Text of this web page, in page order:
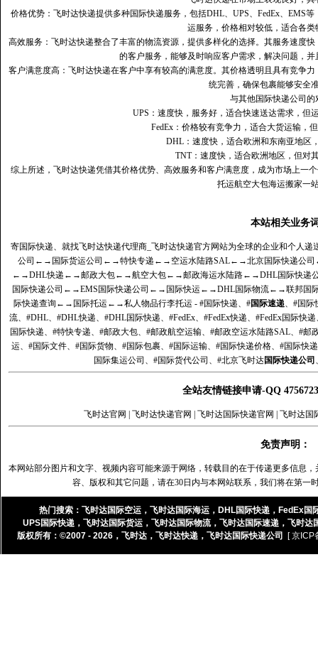
价格优势：飞时达快递提供多种国际快递服务，包括DHL、UPS、FedEx、EMS
运服务，价格相对较低，适合各
高效服务：飞时达快递整合了丰富的物流资源，提供多样化的选择。其服务速度
的客户服务，能够及时响应客户需求，解决问题，
客户满意度高‌：飞时达快递在客户中享有较高的满意度。其价格透明且具有竞争
统完善，确保包裹能够安全
与其他国际快递公司的
UPS：速度快，服务好，适合快速送达需求，但
FedEx：价格较有竞争力，适合大货运输，
DHL：速度快，适合欧洲和东南亚地区
TNT：速度快，适合欧洲地区，但对
综上所述，飞时达快递凭借其价格优势、高效服务和客户满意度，成为市场上一
托运航空大包海运搬家一
本站相关业务
寄国际快递、就找飞时达快递代理商_飞时达快递官方网站为全球的企业和个人递
公司 ←→ 国际货运公司 ←→特快专递 ←→ 空运水陆路SAL←→北京国际快递公司
←→DHL快递 ←→邮政大包←→航空大包←→邮政海运水陆路←→DHL国际快递
国际快递公司 ←→EMS国际快递公司 ←→ 国际快运←→DHL国际物流←→联邦国
际快递查询 ←→ 国际托运←→私人物品行李托运 - #国际快递、#国际速递、#国际
流、#DHL、#DHL快递、#DHL国际快递、#FedEx、#FedEx快递、#FedEx国际快
国际快递、#特快专递、#邮政大包、#邮政航空运输、#邮政空运水陆路SAL、#
运、#国际文件、#国际货物、#国际包裹、#国际运输、#国际快递价格、#国际快
国际集运公司、#国际货代公司、#北京飞时达国际快递公司
全站友情链接申请-QQ
飞时达官网 飞时达快递官网 飞时达国际快递官网 飞时达国
免责声明：
本网站部分图片和文字、视频内容可能来源于网络，转载目的在于传递更多信息
容、版权和其它问题，请在30日内与本网站联系，我们将在第一
热门搜索： 飞时达国际空运 ， 飞时达国际海运 ， DHL国际快递 ， FedEx国
UPS国际快递 ， 飞时达国际货运 ， 飞时达国际物流， 飞时达国际速递 ， 飞时达
版权所有：©2007 - 2026， 飞时达， 飞时达快递， 飞时达国际快递公司 [ 京ICP